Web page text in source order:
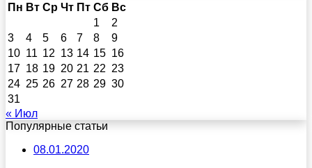
Пн Вт Ср Чт Пт Сб Вс
1
2
3
4 5 6 7 8
9
10 11 12 13 14 15 16
17 18 19 20 21 22 23
24 25 26 27 28 29 30
31
« Июл
Популярные статьи
08.01.2020